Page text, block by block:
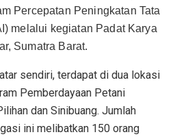
Percepatan Peningkatan Tata
melalui kegiatan Padat Karya
Sumatra Barat.
sendiri, terdapat di dua lokasi
Pemberdayaan Petani
dan Sinibuang. Jumlah
ini melibatkan 150 orang